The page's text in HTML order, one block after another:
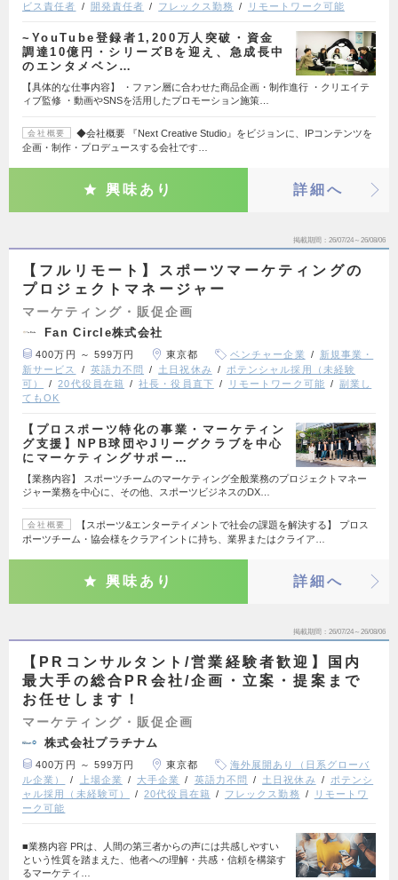
ビス責任者
開発責任者 フレックス勤務 リモートワーク可能
~YouTube登録者1,200万人突破・資金
調達10億円・シリーズBを迎え、急成長中
のエンタメベン…
【具体的な仕事内容】 ・ファン層に合わせた商品企画・制作進行 ・クリエイテ
ィブ監修 ・動画やSNSを活用したプロモーション施策…
会社概要
◆会社概要 『Next Creative Studio』をビジョンに、IPコンテンツを
企画・制作・プロデュースする会社です…
興味あり 詳細へ
掲載期間 26/07/24～26/08/06
【フルリモート】スポーツマーケティングの
プロジェクトマネージャー
マーケティング・販促企画
Fan Circle株式会社
400万円 ～ 599万円 東京都 ベンチャー企業
新規事業・
新サービス
英語力不問 土日祝休み
ポテンシャル採用（未経験
可）
20代役員在籍 社長・役員直下 リモートワーク可能
副業し
てもOK
【プロスポーツ特化の事業・マーケティン
グ支援】NPB球団やJリーグクラブを中心
にマーケティングサポー…
【業務内容】 スポーツチームのマーケティング全般業務のプロジェクトマネー
ジャー業務を中心に、その他、スポーツビジネスのDX…
会社概要
【スポーツ&エンターテイメントで社会の課題を解決する】 プロス
ポーツチーム・協会様をクラアイントに持ち、業界またはクライア…
興味あり 詳細へ
掲載期間 26/07/24～26/08/06
【PRコンサルタント/営業経験者歓迎】国内
最大手の総合PR会社/企画・立案・提案まで
お任せします！
マーケティング・販促企画
株式会社プラチナム
400万円 ～ 599万円 東京都
海外展開あり（日系グローバ
ル企業）
上場企業 大手企業 英語力不問 土日祝休み
ポテンシ
ャル採用（未経験可）
20代役員在籍 フレックス勤務
リモートワ
ーク可能
■業務内容 PRは、人間の第三者からの声には共感しやすい
という性質を踏まえた、他者への理解・共感・信頼を構築す
るマーケティ…